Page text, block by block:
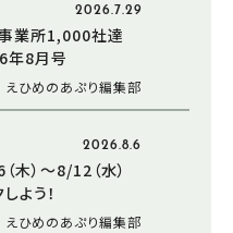
2026.7.29
業所1,000社達
年8月号
えひめのあぷり編集部
2026.8.6
木）～8/12（水）
よう！
えひめのあぷり編集部